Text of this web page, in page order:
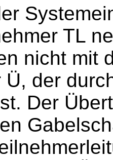
TL
nicht mit
Ü, der
Der